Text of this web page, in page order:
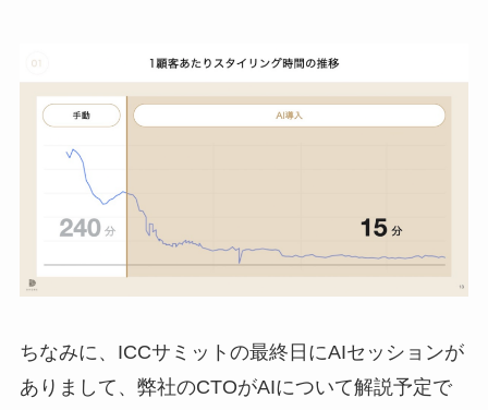
ちなみに、ICCサミットの最終日にAIセッションが
ありまして、弊社のCTOがAIについて解説予定で